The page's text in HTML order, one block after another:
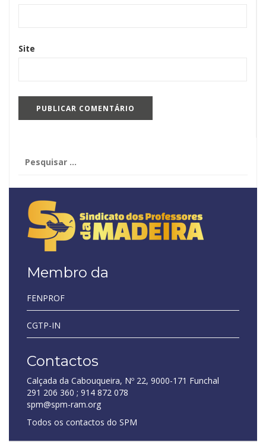
Site
por:
Membro da
FENPROF
CGTP-IN
Contactos
Calçada da Cabouqueira, Nº 22, 9000-171 Funchal
291 206 360 ; 914 872 078
spm@spm-ram.org
Todos os contactos do SPM